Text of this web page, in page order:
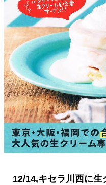
12/14,キセラ川西に